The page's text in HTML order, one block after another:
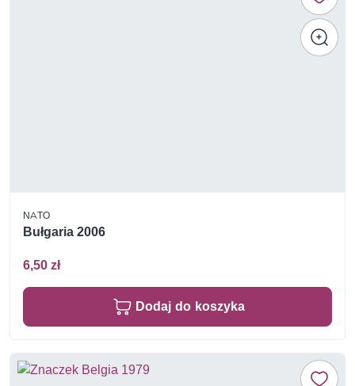
NATO
Bułgaria 2006
6,50 zł
Dodaj do koszyka